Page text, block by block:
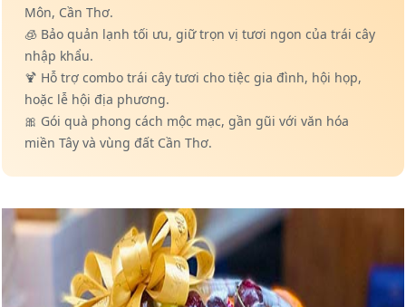
Môn, Cần Thơ.
🧊 Bảo quản lạnh tối ưu, giữ trọn vị tươi ngon của trái cây
nhập khẩu.
🍹 Hỗ trợ combo trái cây tươi cho tiệc gia đình, hội họp,
hoặc lễ hội địa phương.
🎀 Gói quà phong cách mộc mạc, gần gũi với văn hóa
miền Tây và vùng đất Cần Thơ.